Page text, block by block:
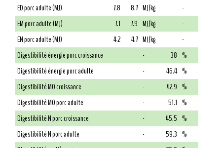
ED porc adulte (MJ)
7.8 8.7 MJ/kg
-
EM porc adulte (MJ)
7.1 7.9 MJ/kg
-
EN porc adulte (MJ)
4.2 4.7 MJ/kg
-
Digestibilité énergie porc croissance
- 38 %
Digestibilité énergie porc adulte
- 46.4 %
Digestibilité MO croissance
- 42.9 %
Digestibilité MO porc adulte
- 51.1 %
Digestibilité N porc croissance
- 45.5 %
Digestibilité N porc adulte
- 59.3 %